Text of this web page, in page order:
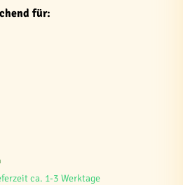
für:
ca. 1-3 Werktage